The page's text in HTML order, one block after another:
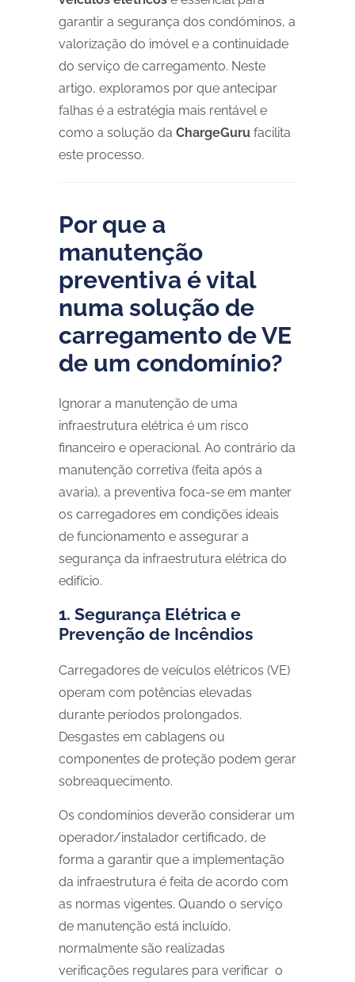
garantir a segurança dos condóminos, a
valorização do imóvel e a continuidade
do serviço de carregamento. Neste
artigo, exploramos por que antecipar
falhas é a estratégia mais rentável e
como a solução da ChargeGuru facilita
este processo.
Por que a
manutenção
preventiva é vital
numa solução de
carregamento de VE
de um condomínio?
Ignorar a manutenção de uma
infraestrutura elétrica é um risco
financeiro e operacional. Ao contrário da
manutenção corretiva (feita após a
avaria), a preventiva foca-se em manter
os carregadores em condições ideais
de funcionamento e assegurar a
segurança da infraestrutura elétrica do
edifício.
1. Segurança Elétrica e
Prevenção de Incêndios
Carregadores de veículos elétricos (VE)
operam com potências elevadas
durante períodos prolongados.
Desgastes em cablagens ou
componentes de proteção podem gerar
sobreaquecimento.
Os condomínios deverão considerar um
operador/instalador certificado, de
forma a garantir que a implementação
da infraestrutura é feita de acordo com
as normas vigentes. Quando o serviço
de manutenção está incluído,
normalmente são realizadas
verificações regulares para verificar o